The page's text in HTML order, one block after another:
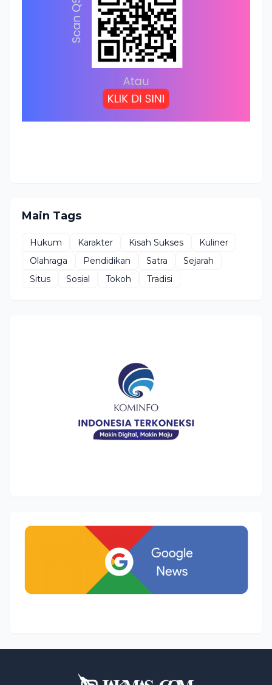
Main Tags
Hukum Karakter Kisah Sukses
Kuliner
Olahraga
Pendidikan Satra
Sejarah
Situs
Sosial Tokoh Tradisi